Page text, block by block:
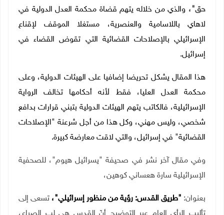
حق"، والذي من خلاله يتهم قضاة محكمة العدل الدولية في
لاهاي باللاسامية والعنصرية، مستغلا الموقف لإقناع
الإسرائيلي بالإصلاحات القضائية التي تقوض القضاء في
إسرائيل.
هذا المقال يشكل تحريضا إضافيا على الهيئات الدولية، وعلى
محكمة العدل العليا، فقط لأنه أحكامها تخالف الرواية
الإسرائيلية، فالكاتب يتهم الهيئات الدولية بتبني قرارات بدافع
شخصي، وليس مهني، وكل هذا من أجل شرعنة "الإصلاحات
القضائية" في إسرائيل، والتي لاقت معارضة كبيرة.
وفي مقال آخر نشر في صحيفة "يسرائيل هيوم"، للصحفية
الإسرائيلية سارة هعساني كوهين،
بعنوان: "طريق القدس: رؤية من منظور إسرائيلي"، تسعى إلى